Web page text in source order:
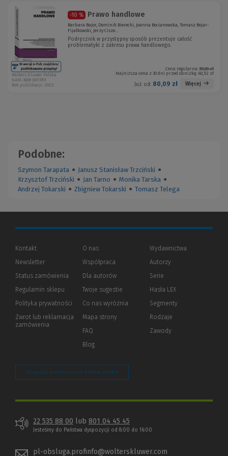
-10 % Prawo handlowe
Barbara Bajor, Dominik Bierecki, Joanna Bocianowska, Tomasz Bojar-
Fijałkowski, Jerzy Cisze...
Podręcznik w przystępny sposób prezentuje całość
problematyki z zakresu prawa handlowego.
Cena regularna: 89,00 zł
Najniższa cena z 30 dni przed obniżką: 60,52 zł
Już od: 80,09 zł Więcej
Wolters Kluwer Polska
KAM-3609 W01P01
Rok publikacji: 2023
Podobne:
Szymon Tarapata ● Janusz Stanisław Trzciński ●
Krzysztof Trzciński ● Jan Tarno ● Monika Tarska ●
Andrzej Tokarski ● Zbigniew Tokarski ● Tomasz Telega
Kontakt
Newsletter
Status zamówienia
Regulamin sklepu
Polityka prywatności (Nowe
(Link
innej
Zwrot lub reklamacja
zamówienia
O nas
Współpraca
Dla autorów(Nowe
(Link
innej
strony)
Twoje sugestie
Co nas wyróżnia
Mapa strony
FAQ
Blog
Wydawnictwa
Autorzy
Serie
Hasła LEX
Segmenty
Rodzaje
Zawody
Zarządzaj preferencjami plików cookie
22 535 88 00 lub 801 04 45 45
Jesteśmy do Państwa dyspozycji od 8:00 do 16:00
pl-obsluga.profinfo@wolterskluwer.com